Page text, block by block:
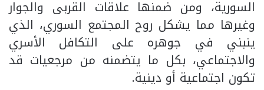
السورية، ومن ضمنها علاقات القربى والجوار
وغيرها مما يشكل روح المجتمع السوري، الذي
ينبني في جوهره على التكافل الأسري
والاجتماعي، بكل ما يتضمنه من مرجعيات قد
تكون اجتماعية أو دينية.